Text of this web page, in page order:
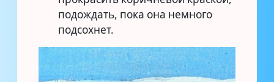
подождать, пока она немного
подсохнет.